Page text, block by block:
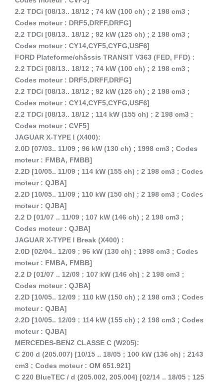
2.2 TDCi [08/13.. 18/12 ; 74 kW (100 ch) ; 2 198 cm3 ;
Codes moteur : DRF5,DRFF,DRFG]
2.2 TDCi [08/13.. 18/12 ; 92 kW (125 ch) ; 2 198 cm3 ;
Codes moteur : CY14,CYF5,CYFG,USF6]
FORD Plateforme/châssis TRANSIT V363 (FED, FFD) :
2.2 TDCi [08/13.. 18/12 ; 74 kW (100 ch) ; 2 198 cm3 ;
Codes moteur : DRF5,DRFF,DRFG]
2.2 TDCi [08/13.. 18/12 ; 92 kW (125 ch) ; 2 198 cm3 ;
Codes moteur : CY14,CYF5,CYFG,USF6]
2.2 TDCi [08/13.. 18/12 ; 114 kW (155 ch) ; 2 198 cm3 ;
Codes moteur : CVF5]
JAGUAR X-TYPE I (X400):
2.0D [07/03.. 11/09 ; 96 kW (130 ch) ; 1998 cm3 ; Codes
moteur : FMBA, FMBB]
2.2D [10/05.. 11/09 ; 114 kW (155 ch) ; 2 198 cm3 ; Codes
moteur : QJBA]
2.2D [10/05.. 11/09 ; 110 kW (150 ch) ; 2 198 cm3 ; Codes
moteur : QJBA]
2.2 D [01/07 .. 11/09 ; 107 kW (146 ch) ; 2 198 cm3 ;
Codes moteur : QJBA]
JAGUAR X-TYPE I Break (X400) :
2.0D [02/04.. 12/09 ; 96 kW (130 ch) ; 1998 cm3 ; Codes
moteur : FMBA, FMBB]
2.2 D [01/07 .. 12/09 ; 107 kW (146 ch) ; 2 198 cm3 ;
Codes moteur : QJBA]
2.2D [10/05.. 12/09 ; 110 kW (150 ch) ; 2 198 cm3 ; Codes
moteur : QJBA]
2.2D [10/05.. 12/09 ; 114 kW (155 ch) ; 2 198 cm3 ; Codes
moteur : QJBA]
MERCEDES-BENZ CLASSE C (W205):
C 200 d (205.007) [10/15 .. 18/05 ; 100 kW (136 ch) ; 2143
cm3 ; Codes moteur : OM 651.921]
C 220 BlueTEC / d (205.002, 205.004) [02/14 .. 18/05 ; 125